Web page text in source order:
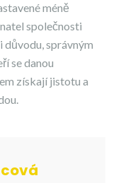
méně
společnosti
důvodu, správným
se danou
získají jistotu a